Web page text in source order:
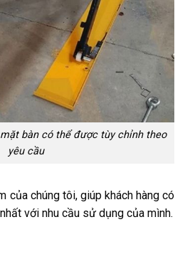
bàn có thể được tùy chỉnh theo
yêu cầu
của chúng tôi, giúp khách hàng có
với nhu cầu sử dụng của mình.